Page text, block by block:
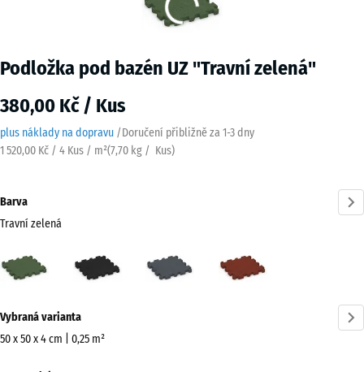
Podložka pod bazén UZ "Travní zelená"
380,00 Kč / Kus
plus náklady na dopravu /Doručení přibližně za 1-3 dny
1 520,00 Kč / 4 Kus / m²(7,70 kg / Kus)
Barva
Travní zelená
zelená
šedá
informací
o
Vybraná varianta
50 x 50 x 4 cm | 0,25 m²